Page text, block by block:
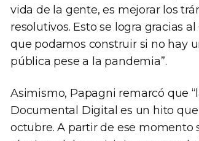
vida de la gente, es mejorar los
resolutivos. Esto se logra gracias
que podamos construir si no hay
pública pese a la pandemia”.
Asimismo, Papagni remarcó que
Documental Digital es un hito
octubre. A partir de ese momento